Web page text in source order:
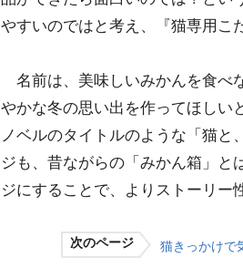
すいのではと考え、『猫専用こ
名前は、美味しいみかんを食べ
かな冬の思い出を作ってほしい
ノベルのタイトルのような「猫と
ジも、昔ながらの「みかん箱」と
ジにすることで、よりストーリー
次のページ 猫きっかけで